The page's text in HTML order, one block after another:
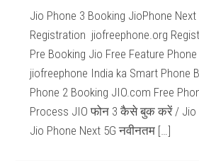
Jio Phone 3 Booking JioPhone Next
Registration jiofreephone.org
Pre Booking Jio Free Feature Phone
jiofreephone India ka Smart Phone
Phone 2 Booking JIO.com Free
Process JIO फोन 3 कैसे बुक करें / Jio
Jio Phone Next 5G नवीनतम […]